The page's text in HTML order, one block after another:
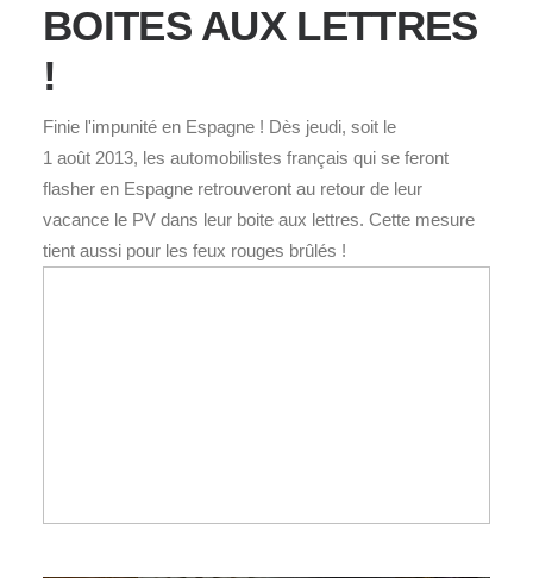
BOITES AUX LETTRES
!
Finie l'impunité en Espagne ! Dès jeudi, soit le
1 août 2013, les automobilistes français qui se feront
flasher en Espagne retrouveront au retour de leur
vacance le PV dans leur boite aux lettres. Cette mesure
tient aussi pour les feux rouges brûlés !